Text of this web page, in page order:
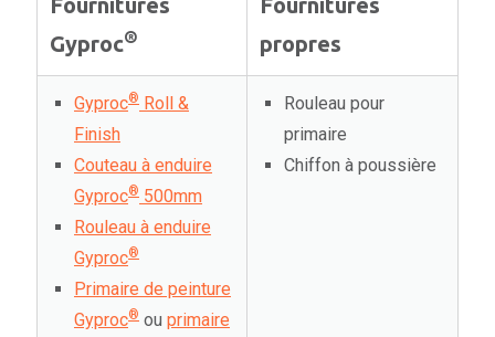
Gyproc®
propres
Gyproc® Roll &
Finish
Couteau à enduire
Gyproc® 500mm
Rouleau à enduire
Gyproc®
Primaire de peinture
Gyproc® ou primaire
Rouleau pour
primaire
Chiffon à poussière